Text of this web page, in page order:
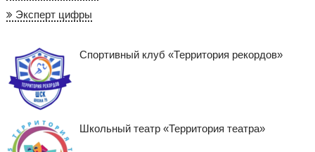
Эксперт цифры
Спортивный клуб «Территория рекордов»
Школьный театр «Территория театра»